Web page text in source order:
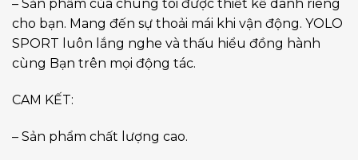
– Sản phẩm của chúng tôi được thiết kế dành riêng
cho bạn. Mang đến sự thoải mái khi vận động. YOLO
SPORT luôn lắng nghe và thấu hiểu đồng hành
cùng Bạn trên mọi động tác.
CAM KẾT:
– Sản phẩm chất lượng cao.